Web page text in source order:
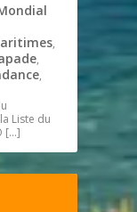
,
,
,
Liste du
[…]